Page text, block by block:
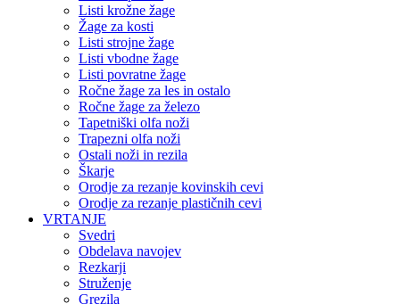
Listi krožne žage
Žage za kosti
Listi strojne žage
Listi vbodne žage
Listi povratne žage
Ročne žage za les in ostalo
Ročne žage za železo
Tapetniški olfa noži
Trapezni olfa noži
Ostali noži in rezila
Škarje
Orodje za rezanje kovinskih cevi
Orodje za rezanje plastičnih cevi
VRTANJE
Svedri
Obdelava navojev
Rezkarji
Struženje
Grezila